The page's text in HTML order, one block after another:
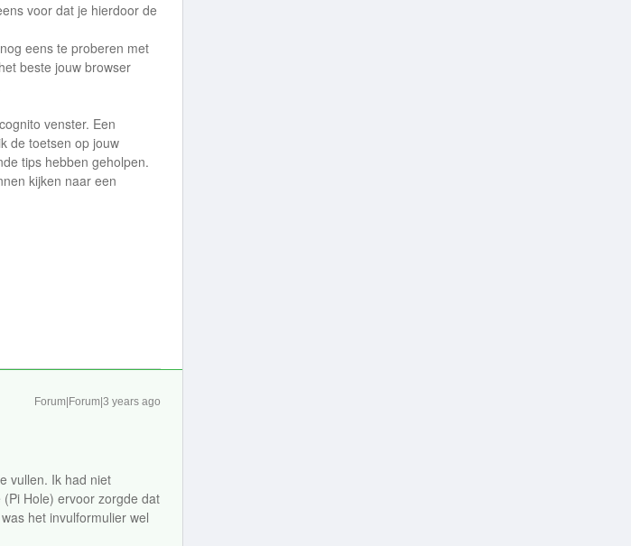
voor dat je hierdoor de
eens te proberen met
beste jouw browser
venster. Een
de toetsen op jouw
tips hebben geholpen.
kijken naar een
Forum|Forum|3 years ago
vullen. Ik had niet
Hole) ervoor zorgde dat
het invulformulier wel